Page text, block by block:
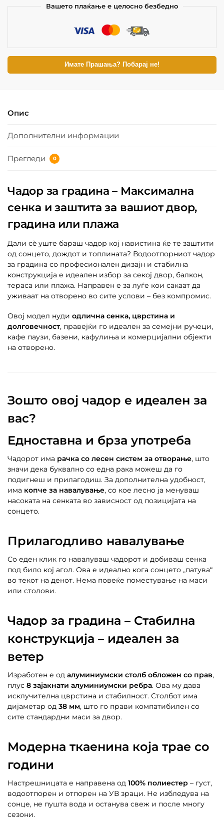
Вашето плаќање е целосно безбедно
Имате Прашања? Побарај не!
Опис
Дополнителни информации
Прегледи 0
Чадор за градина – Максимална
сенка и заштита за вашиот двор,
градина или плажа
Дали сè уште бараш чадор кој навистина ќе те заштити
од сонцето, дождот и топлината? Водоотпорниот чадор
за градина со професионален дизајн и стабилна
конструкција е идеален избор за секој двор, балкон,
тераса или плажа. Направен е за луѓе кои сакаат да
уживаат на отворено во сите услови – без компромис.
Овој модел нуди одлична сенка, цврстина и
долговечност, правејќи го идеален за семејни ручеци,
кафе паузи, базени, кафулиња и комерцијални објекти
на отворено.
Зошто овој чадор е идеален за
вас?
Едноставна и брза употреба
Чадорот има рачка со лесен систем за отворање, што
значи дека буквално со една рака можеш да го
подигнеш и прилагодиш. За дополнителна удобност,
има копче за навалување, со кое лесно ја менуваш
насоката на сенката во зависност од позицијата на
сонцето.
Прилагодливо навалување
Со еден клик го навалуваш чадорот и добиваш сенка
под било кој агол. Ова е идеално кога сонцето „патува“
во текот на денот. Нема повеќе поместување на маси
или столови.
Чадор за градина – Стабилна
конструкција – идеален за
ветер
Изработен е од алуминиумски столб обложен со прав,
плус 8 зајакнати алуминиумски ребра. Ова му дава
исклучителна цврстина и стабилност. Столбот има
дијаметар од 38 мм, што го прави компатибилен со
сите стандардни маси за двор.
Модерна ткаенина која трае со
години
Настрешницата е направена од 100% полиестер – густ,
водоотпорен и отпорен на УВ зраци. Не избледува на
сонце, не пушта вода и останува свеж и после многу
сезони.